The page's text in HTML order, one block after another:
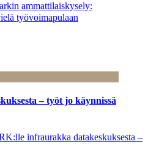
ammattilaiskysely:
työvoimapulaan
– työt jo käynnissä
infraurakka datakeskuksesta –